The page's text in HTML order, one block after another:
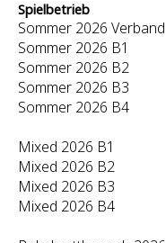
Spielbetrieb
Sommer 2026 Verband
Sommer 2026 B1
Sommer 2026 B2
Sommer 2026 B3
Sommer 2026 B4
Mixed 2026 B1
Mixed 2026 B2
Mixed 2026 B3
Mixed 2026 B4